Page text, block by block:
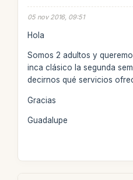
05 nov 2016, 09:51
Hola
Somos 2 adultos y
inca clásico la segunda
decirnos qué servicios
Gracias
Guadalupe